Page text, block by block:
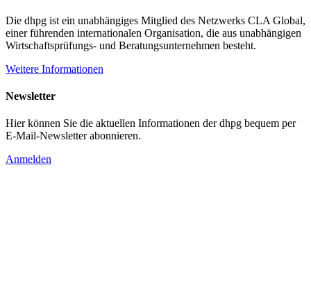
Die dhpg ist ein unabhängiges Mitglied des Netzwerks CLA Global,
einer führenden internationalen Organisation, die aus unabhängigen
Wirtschaftsprüfungs- und Beratungsunternehmen besteht.
Weitere Informationen
Newsletter
Hier können Sie die aktuellen Informationen der dhpg bequem per
E-Mail-Newsletter abonnieren.
Anmelden